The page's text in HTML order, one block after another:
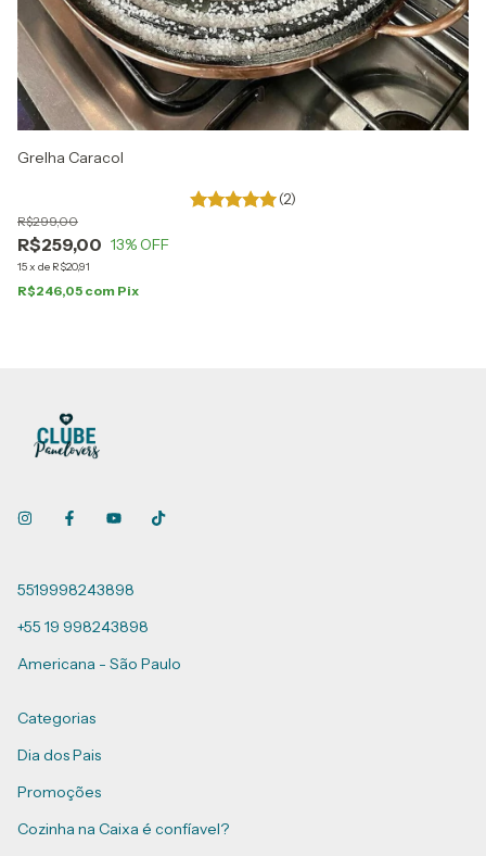
Grelha Caracol
(2)
R$259,00
R$299,00
13% OFF
15x de R$20,91
R$246,05 com Pix
5519998243898
+55 19 998243898
Americana - São Paulo
Categorias
Dia dos Pais
Promoções
Cozinha na Caixa é confíavel?